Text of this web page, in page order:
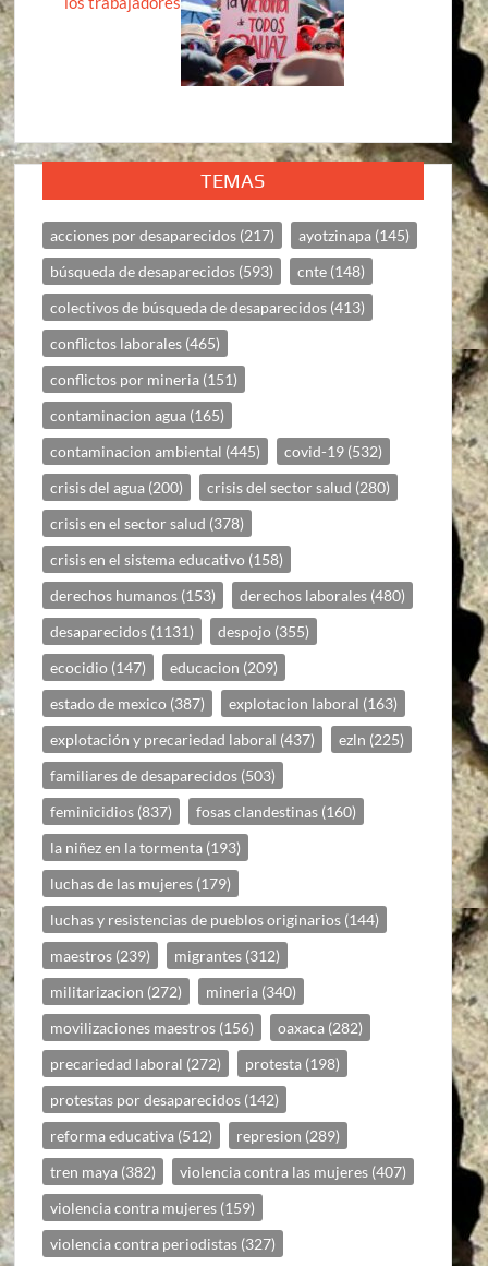
TEMAS
acciones por desaparecidos (217) ayotzinapa (145)
búsqueda de desaparecidos (593) cnte (148)
colectivos de búsqueda de desaparecidos (413)
conflictos laborales (465)
conflictos por mineria (151)
contaminacion agua (165)
contaminacion ambiental (445) covid-19 (532)
crisis del agua (200) crisis del sector salud (280)
crisis en el sector salud (378)
crisis en el sistema educativo (158)
derechos humanos (153) derechos laborales (480)
desaparecidos (1131) despojo (355)
ecocidio (147) educacion (209)
estado de mexico (387) explotacion laboral (163)
explotación y precariedad laboral (437) ezln (225)
familiares de desaparecidos (503)
feminicidios (837) fosas clandestinas (160)
la niñez en la tormenta (193)
luchas de las mujeres (179)
luchas y resistencias de pueblos originarios (144)
maestros (239) migrantes (312)
militarizacion (272) mineria (340)
movilizaciones maestros (156) oaxaca (282)
precariedad laboral (272) protesta (198)
protestas por desaparecidos (142)
reforma educativa (512) represion (289)
tren maya (382) violencia contra las mujeres (407)
violencia contra mujeres (159)
violencia contra periodistas (327)